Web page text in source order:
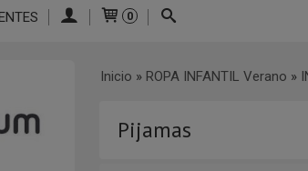
0
Inicio » ROPA INFANTIL Verano »
Pijamas